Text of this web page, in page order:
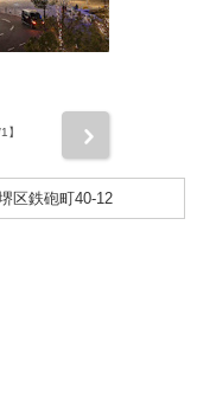
】
区鉄砲町40-12